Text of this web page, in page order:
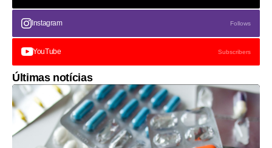
Instagram Follows
YouTube Subscribers
Últimas notícias